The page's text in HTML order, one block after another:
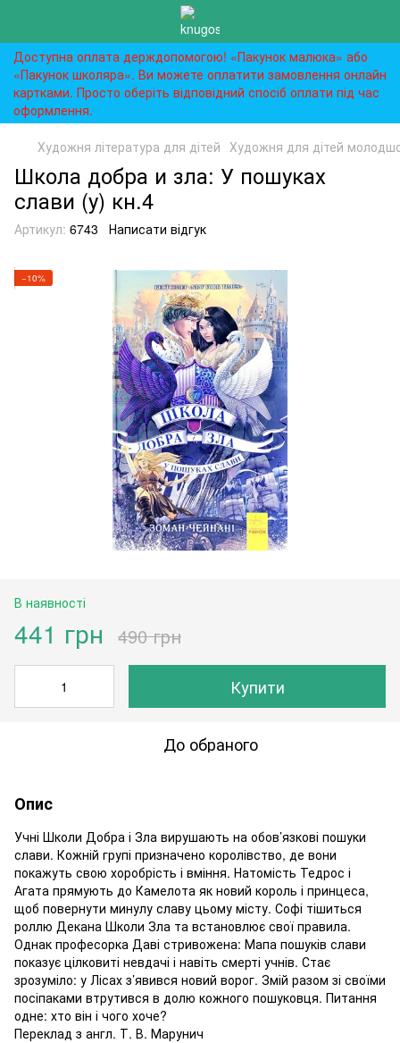
Доступна оплата держдопомогою! «Пакунок малюка» або
«Пакунок школяра». Ви можете оплатити замовлення онлайн
картками. Просто оберіть відповідний спосіб оплати під час
оформлення.
Художня література для дітей Художня для дітей
Школа добра и зла: У пошуках
слави (у) кн.4
Артикул: 6743 Написати відгук
−10%
В наявності
441 грн 490 грн
Купити
До обраного
Опис
Учні Школи Добра і Зла вирушають на обов’язкові пошуки
слави. Кожній групі призначено королівство, де вони
покажуть свою хоробрість і вміння. Натомість Тедрос і
Агата прямують до Камелота як новий король і принцеса,
щоб повернути минулу славу цьому місту. Софі тішиться
роллю Декана Школи Зла та встановлює свої правила.
Однак професорка Даві стривожена: Мапа пошуків слави
показує цілковиті невдачі і навіть смерті учнів. Стає
зрозуміло: у Лісах з’явився новий ворог. Змій разом зі своїми
посіпаками втрутився в долю кожного пошуковця. Питання
одне: хто він і чого хоче?
Переклад з англ. Т. В. Марунич